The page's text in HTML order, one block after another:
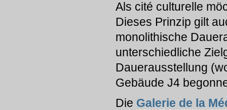
Als cité culturelle
Dieses Prinzip gilt
monolithische
unterschiedliche
Dauerausstellung
Gebäude J4
Die Galerie de la